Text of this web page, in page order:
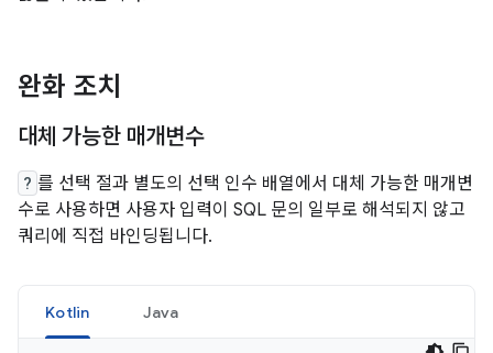
완화 조치
대체 가능한 매개변수
? 를 선택 절과 별도의 선택 인수 배열에서 대체 가능한 매개변
수로 사용하면 사용자 입력이 SQL 문의 일부로 해석되지 않고
쿼리에 직접 바인딩됩니다.
Kotlin Java